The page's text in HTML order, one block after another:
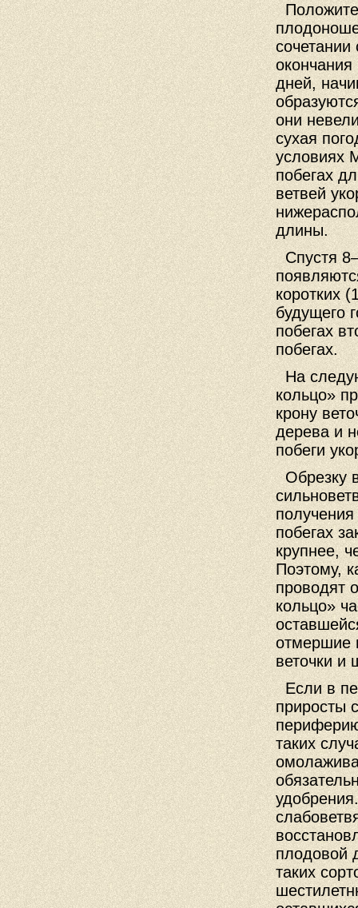
сочетании
дней,
они
сухая
условиях
побегах
ветвей
длины.
Спустя
коротких
будущего
побегах
побегах.
На
кольцо»
крону
дерева и
побеги
Обрезку
побегах
крупнее,
Поэтому,
проводят
кольцо»
отмершие
веточки и
Если в
приросты
таких
плодовой
таких